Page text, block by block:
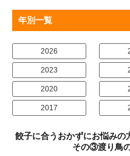
年別一覧
2026
2023
2020
2017
餃子に合うおかずにお悩みの
その③渡り鳥